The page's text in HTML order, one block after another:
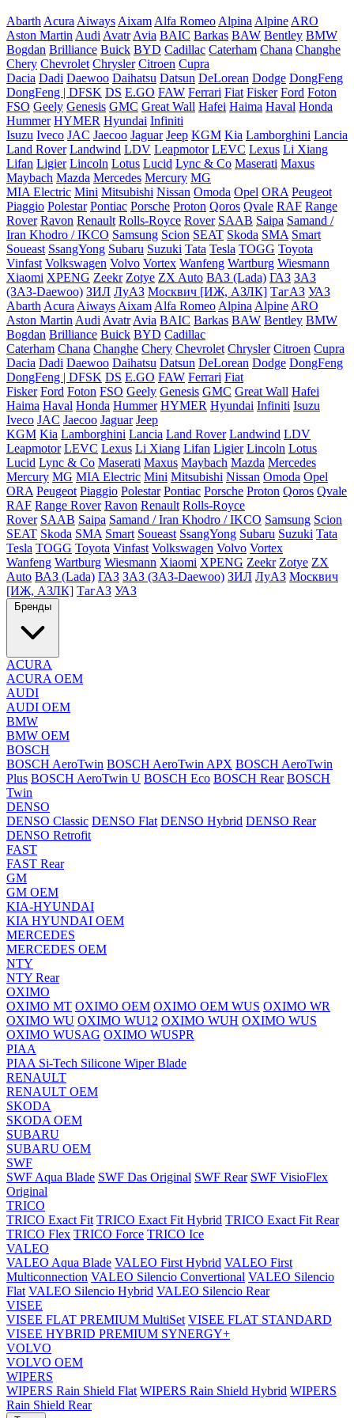
Abarth Acura Aiways Aixam Alfa Romeo Alpina Alpine ARO
Aston Martin Audi Avatr Avia BAIC Barkas BAW Bentley BMW
Bogdan Brilliance Buick BYD Cadillac Caterham Chana Changhe
Chery Chevrolet Chrysler Citroen Cupra
Dacia Dadi Daewoo Daihatsu Datsun DeLorean Dodge DongFeng
DongFeng | DFSK DS E.GO FAW Ferrari Fiat Fisker Ford Foton
FSO Geely Genesis GMC Great Wall Hafei Haima Haval Honda
Hummer HYMER Hyundai Infiniti
Isuzu Iveco JAC Jaecoo Jaguar Jeep KGM Kia Lamborghini Lancia
Land Rover Landwind LDV Leapmotor LEVC Lexus Li Xiang
Lifan Ligier Lincoln Lotus Lucid Lync & Co Maserati Maxus
Maybach Mazda Mercedes Mercury MG
MIA Electric Mini Mitsubishi Nissan Omoda Opel ORA Peugeot
Piaggio Polestar Pontiac Porsche Proton Qoros Qvale RAF Range
Rover Ravon Renault Rolls-Royce Rover SAAB Saipa Samand /
Iran Khodro / IKCO Samsung Scion SEAT Skoda SMA Smart
Soueast SsangYong Subaru Suzuki Tata Tesla TOGG Toyota
Vinfast Volkswagen Volvo Vortex Wanfeng Wartburg Wiesmann
Xiaomi XPENG Zeekr Zotye ZX Auto ВАЗ (Lada) ГАЗ ЗАЗ
(ЗАЗ-Daewoo) ЗИЛ ЛуАЗ Москвич [ИЖ, АЗЛК] ТагАЗ УАЗ
Abarth Acura Aiways Aixam Alfa Romeo Alpina Alpine ARO
Aston Martin Audi Avatr Avia BAIC Barkas BAW Bentley BMW
Bogdan Brilliance Buick BYD Cadillac
Caterham Chana Changhe Chery Chevrolet Chrysler Citroen Cupra
Dacia Dadi Daewoo Daihatsu Datsun DeLorean Dodge DongFeng
DongFeng | DFSK DS E.GO FAW Ferrari Fiat
Fisker Ford Foton FSO Geely Genesis GMC Great Wall Hafei
Haima Haval Honda Hummer HYMER Hyundai Infiniti Isuzu
Iveco JAC Jaecoo Jaguar Jeep
KGM Kia Lamborghini Lancia Land Rover Landwind LDV
Leapmotor LEVC Lexus Li Xiang Lifan Ligier Lincoln Lotus
Lucid Lync & Co Maserati Maxus Maybach Mazda Mercedes
Mercury MG MIA Electric Mini Mitsubishi Nissan Omoda Opel
ORA Peugeot Piaggio Polestar Pontiac Porsche Proton Qoros Qvale
RAF Range Rover Ravon Renault Rolls-Royce
Rover SAAB Saipa Samand / Iran Khodro / IKCO Samsung Scion
SEAT Skoda SMA Smart Soueast SsangYong Subaru Suzuki Tata
Tesla TOGG Toyota Vinfast Volkswagen Volvo Vortex
Wanfeng Wartburg Wiesmann Xiaomi XPENG Zeekr Zotye ZX
Auto ВАЗ (Lada) ГАЗ ЗАЗ (ЗАЗ-Daewoo) ЗИЛ ЛуАЗ Москвич
[ИЖ, АЗЛК] ТагАЗ УАЗ
Бренды
ACURA
ACURA OEM
AUDI
AUDI OEM
BMW
BMW OEM
BOSCH
BOSCH AeroTwin BOSCH AeroTwin APX BOSCH AeroTwin
Plus BOSCH AeroTwin U BOSCH Eco BOSCH Rear BOSCH
Twin
DENSO
DENSO Classic DENSO Flat DENSO Hybrid DENSO Rear
DENSO Retrofit
FAST
FAST Rear
GM
GM OEM
KIA-HYUNDAI
KIA HYUNDAI OEM
MERCEDES
MERCEDES OEM
NTY
NTY Rear
OXIMO
OXIMO MT OXIMO OEM OXIMO OEM WUS OXIMO WR
OXIMO WU OXIMO WU12 OXIMO WUH OXIMO WUS
OXIMO WUSAG OXIMO WUSPR
PIAA
PIAA Si-Tech Silicone Wiper Blade
RENAULT
RENAULT OEM
SKODA
SKODA OEM
SUBARU
SUBARU OEM
SWF
SWF Aqua Blade SWF Das Original SWF Rear SWF VisioFlex
Original
TRICO
TRICO Exact Fit TRICO Exact Fit Hybrid TRICO Exact Fit Rear
TRICO Flex TRICO Force TRICO Ice
VALEO
VALEO Aqua Blade VALEO First Hybrid VALEO First
Multiconnection VALEO Silencio Convertional VALEO Silencio
Flat VALEO Silencio Hybrid VALEO Silencio Rear
VISEE
VISEE FLAT PREMIUM MultiSet VISEE FLAT STANDARD
VISEE HYBRID PREMIUM SYNERGY+
VOLVO
VOLVO OEM
WIPERS
WIPERS Rain Shield Flat WIPERS Rain Shield Hybrid WIPERS
Rain Shield Rear